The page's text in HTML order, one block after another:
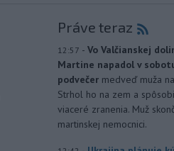
Práve teraz
12:57 - Vo Valčianskej
Martine napadol v
podvečer medveď muža
Strhol ho na zem a
viaceré zranenia. Muž
martinskej nemocnici.